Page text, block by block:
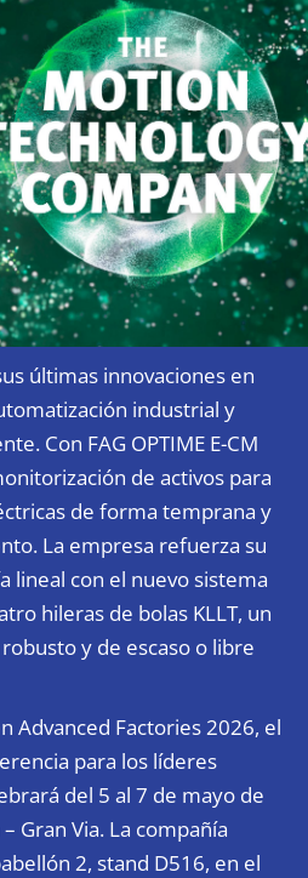
últimas innovaciones en
industrial y
Con FAG OPTIME E-CM
de activos para
de forma temprana y
La empresa refuerza su
lineal con el nuevo sistema
hileras de bolas KLLT, un
y de escaso o libre
Advanced Factories 2026, el
para los líderes
del 5 al 7 de mayo de
Gran Via. La compañía
2, stand D516, en el